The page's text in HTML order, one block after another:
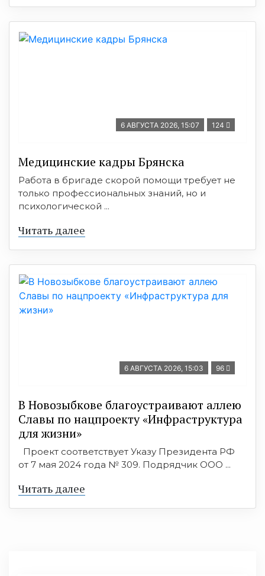
6 АВГУСТА 2026, 15:07 124
Медицинские кадры Брянска
Работа в бригаде скорой помощи требует не
только профессиональных знаний, но и
психологической ...
Читать далее
6 АВГУСТА 2026, 15:03 96
В Новозыбкове благоустраивают аллею
Славы по нацпроекту «Инфраструктура
для жизни»
Проект соответствует Указу Президента РФ
от 7 мая 2024 года № 309. Подрядчик ООО ...
Читать далее